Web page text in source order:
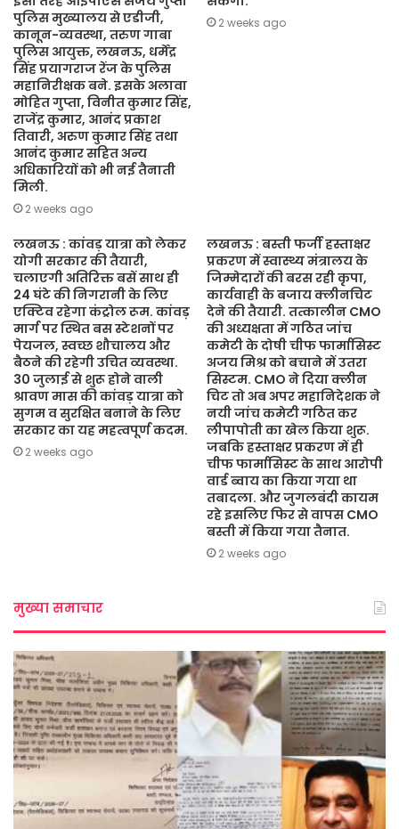
पुलिस मुख्यालय से एडीजी,
कानून-व्यवस्था, तरुण गाबा
पुलिस आयुक्त, लखनऊ, धर्मेंद्र
सिंह प्रयागराज रेंज के पुलिस
महानिरीक्षक बने. इसके अलावा
मोहित गुप्ता, विनीत कुमार सिंह,
राजेंद्र कुमार, आनंद प्रकाश
तिवारी, अरुण कुमार सिंह तथा
आनंद कुमार सहित अन्य
अधिकारियों को भी नई तैनाती
मिली.
2 weeks ago
2 weeks ago
लखनऊ : कांवड़ यात्रा को लेकर
योगी सरकार की तैयारी,
चलाएगी अतिरिक्त बसें साथ ही
24 घंटे की निगरानी के लिए
एक्टिव रहेगा कंट्रोल रूम. कांवड़
मार्ग पर स्थित बस स्टेशनों पर
पेयजल, स्वच्छ शौचालय और
बैठने की रहेगी उचित व्यवस्था.
30 जुलाई से शुरू होने वाली
श्रावण मास की कांवड़ यात्रा को
सुगम व सुरक्षित बनाने के लिए
सरकार का यह महत्वपूर्ण कदम.
2 weeks ago
लखनऊ : बस्ती फर्जी हस्ताक्षर
प्रकरण में स्वास्थ्य मंत्रालय के
जिम्मेदारों की बरस रही कृपा,
कार्यवाही के बजाय क्लीनचिट
देने की तैयारी. तत्कालीन CMO
की अध्यक्षता में गठित जांच
कमेटी के दोषी चीफ फार्मासिस्ट
अजय मिश्र को बचाने में उतरा
सिस्टम. CMO ने दिया क्लीन
चिट तो अब अपर महानिदेशक ने
नयी जांच कमेटी गठित कर
लीपापोती का खेल किया शुरू.
जबकि हस्ताक्षर प्रकरण में ही
चीफ फार्मासिस्ट के साथ आरोपी
वार्ड ब्वाय का किया गया था
तबादला. और जुगलबंदी कायम
रहे इसलिए फिर से वापस CMO
बस्ती में किया गया तैनात.
2 weeks ago
मुख्या समाचार